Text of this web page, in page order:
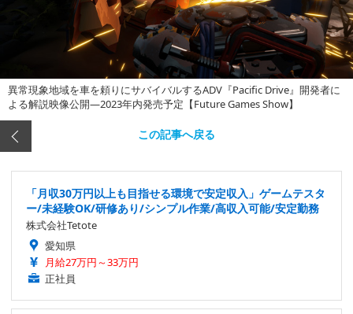
異常現象地域を車を頼りにサバイバルするADV『Pacific Drive』開発者に
よる解説映像公開―2023年内発売予定【Future Games Show】
この記事へ戻る
「月収30万円以上も目指せる環境で安定収入」ゲームテスタ
ー/未経験OK/研修あり/シンプル作業/高収入可能/安定勤務
株式会社Tetote
愛知県
月給27万円～33万円
正社員